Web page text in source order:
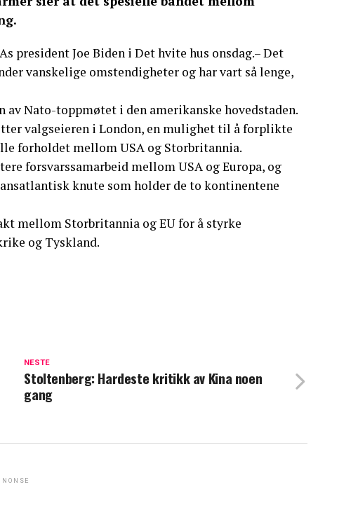
president Joe Biden i Det hvite hus onsdag.– Det
vanskelige omstendigheter og har vart så lenge,
Nato-toppmøtet i den amerikanske hovedstaden.
valgseieren i London, en mulighet til å forplikte
forholdet mellom USA og Storbritannia.
forsvarssamarbeid mellom USA og Europa, og
knute som holder de to kontinentene
mellom Storbritannia og EU for å styrke
og Tyskland.
NESTE
Stoltenberg: Hardeste kritikk av Kina noen
gang